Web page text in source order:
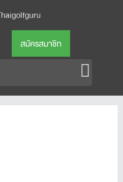
สมัครสมาชิก